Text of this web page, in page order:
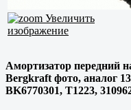
Увеличить
изображение
Амортизатор передний
Bergkraft фото, аналог
BK6770301, T1223,